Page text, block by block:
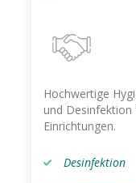
Hochwertige
und Desinfektion
Einrichtungen.
Desinfektion